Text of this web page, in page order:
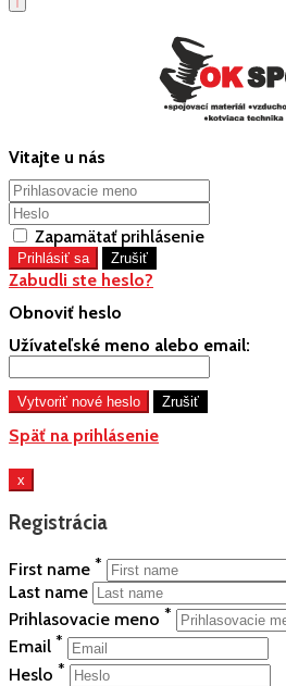
Vitajte u nás
Zapamätať prihlásenie
Zabudli ste heslo?
Obnoviť heslo
Užívateľské meno alebo email:
Späť na prihlásenie
x
Registrácia
First name *
Last name
Prihlasovacie meno *
Email *
Heslo *